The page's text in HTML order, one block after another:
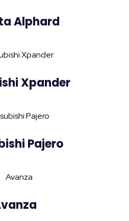
Alphard
Xpander
Pajero